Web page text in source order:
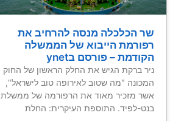
שר הכלכלה מנסה להרחיב את
רפורמת הייבוא של הממשלה
הקודמת – פורסם בynet
ניר ברקת הגיש את החלק הראשון של החוק
המכונה "מה שטוב לאירופה טוב לישראל",
אשר מזכיר מאוד את הרפורמה של ממשלת
בנט-לפיד. התוספת העיקרית: החלת